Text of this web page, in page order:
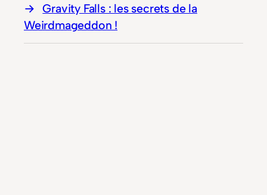
Gravity Falls : les secrets de la
Weirdmageddon !